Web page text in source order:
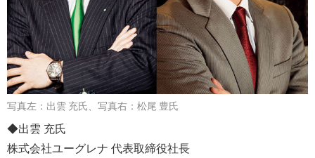
写真左：出雲 充氏、写真右：松尾 豊氏
◆出雲 充氏
株式会社ユーグレナ 代表取締役社長